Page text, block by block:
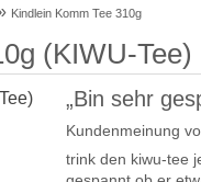
Kindlein Komm Tee 310g
(KIWU-Tee)
„Bin sehr
Kundenmeinung
trink den kiwu-tee